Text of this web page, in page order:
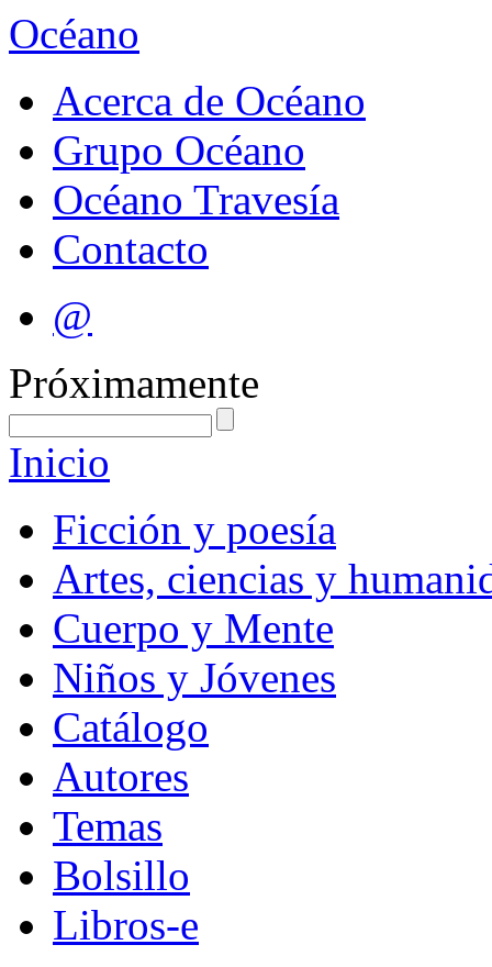
Océano
Acerca de Océano
Grupo Océano
Océano Travesía
Contacto
@
Próximamente
Inicio
Ficción y poesía
Artes, ciencias y
Cuerpo y Mente
Niños y Jóvenes
Catálogo
Autores
Temas
Bolsillo
Libros-e